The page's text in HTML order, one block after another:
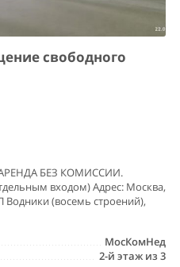
свободного
БЕЗ КОМИССИИ.
входом) Адрес: Москва,
Водники (восемь строений),
МосКомНед
2-й этаж из 3